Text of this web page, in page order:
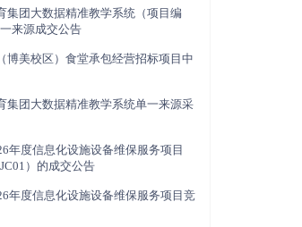
集团大数据精准教学系统（项目编
来源成交公告
博美校区）食堂承包经营招标项目中
集团大数据精准教学系统单一来源采
年度信息化设施设备维保服务项目
）的成交公告
年度信息化设施设备维保服务项目竞